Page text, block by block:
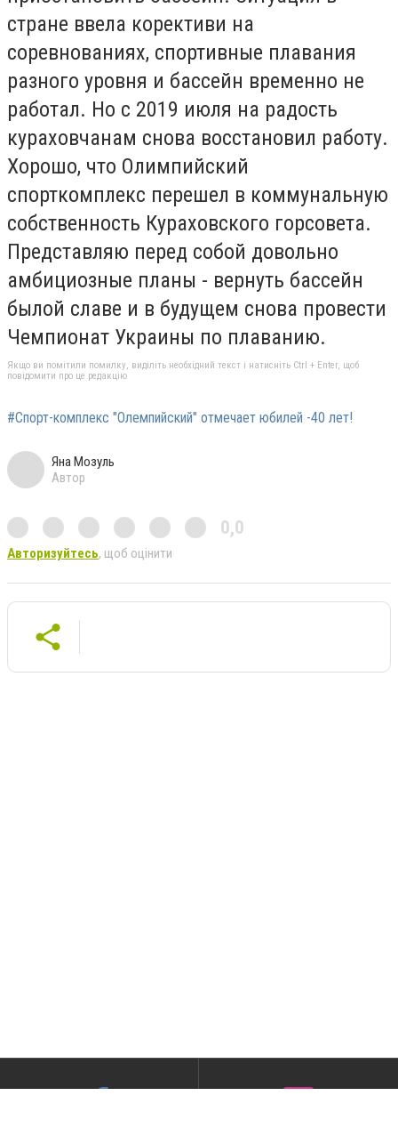
стране ввела корективи на
соревнованиях, спортивные плавания
разного уровня и бассейн временно не
работал. Но с 2019 июля на радость
кураховчанам снова восстановил работу.
Хорошо, что Олимпийский
спорткомплекс перешел в коммунальную
собственность Кураховского горсовета.
Представляю перед собой довольно
амбициозные планы - вернуть бассейн
былой славе и в будущем снова провести
Чемпионат Украины по плаванию.
Якщо ви помітили помилку, виділіть необхідний текст і натисніть Ctrl + Enter, щоб
повідомити про це редакцію
#Спорт-комплекс "Олемпийский" отмечает юбилей -40 лет!
Яна Мозуль
Автор
0,0
Авторизуйтесь, щоб оцінити